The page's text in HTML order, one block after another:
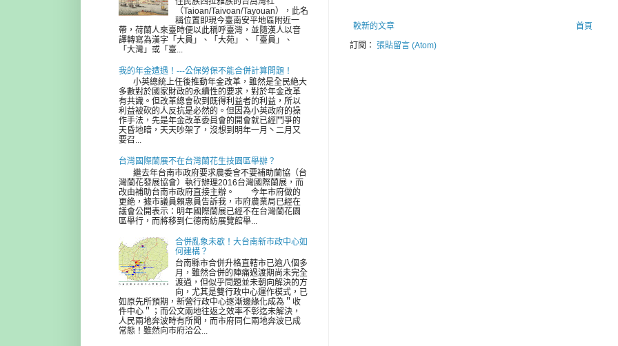
較新的文章
首頁
訂閱： 張貼留言 (Atom)
（Taioan/Taivoan/Tayouan），此名
稱位置即現今臺南安平地區附近一
帶，荷蘭人來臺時便以此稱呼臺灣，並隨漢人以音
譯轉寫為漢字「大員」、「大苑」、「臺員」、
「大灣」或「臺...
我的年金遭遇！---公保勞保不能合併計算問題！
小英總統上任後推動年金改革，雖然是全民絶大
多數對於國家財政的永續性的要求，對於年金改革
有共識。但改革總會砍到既得利益者的利益，所以
利益被砍的人反抗是必然的。但因為小英政府的操
作手法，先是年金改革委員會的開會就已經鬥爭的
天昏地暗，天天吵架了，沒想到明年一月丶二月又
要召...
台灣國際蘭展不在台灣蘭花生技園區舉辦？
繼去年台南市政府要求農委會不要補助蘭協（台
灣蘭花發展協會）執行辦理2016台灣國際蘭展，而
改由補助台南市政府直接主辦。 今年市府做的
更絶，據市議員賴惠員告訴我，市府農業局已經在
議會公開表示：明年國際蘭展已經不在台灣蘭花園
區舉行，而將移到仁德南紡展覽館舉...
合併亂象未歇！大台南新市政中心如
何建構？
台南縣市合併升格直轄市已逾八個多
月，雖然合併的陣痛過渡期尚未完全
渡過，但似乎問題並未朝向解決的方
向，尤其是雙行政中心運作模式，已
如原先所預期，新營行政中心逐漸邊緣化成為＂收
件中心＂；而公文兩地往返之效率不彰迄未解決，
人民兩地奔波時有所聞，而市府同仁兩地奔波已成
常態！雖然向市府洽公...